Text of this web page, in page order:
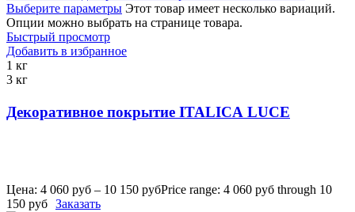
Выберите параметры Этот товар имеет несколько вариаций.
Опции можно выбрать на странице товара.
Быстрый просмотр
Добавить в избранное
1 кг
3 кг
Декоративное покрытие ITALICA LUCE
Цена: 4 060 руб – 10 150 рубPrice range: 4 060 руб through 10
150 руб Заказать